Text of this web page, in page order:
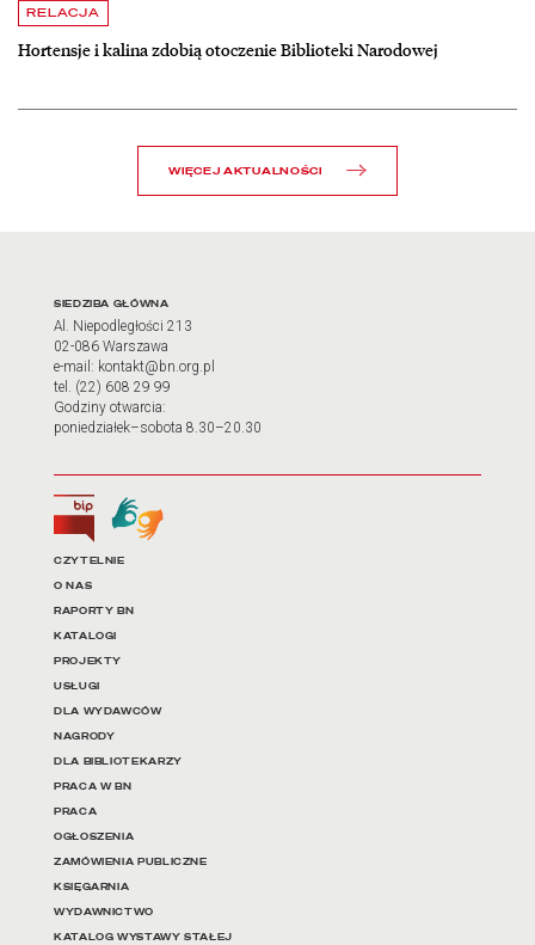
RELACJA
Hortensje i kalina zdobią otoczenie Biblioteki Narodowej
czytaj więcej o Hortensje i kalina zdobią otoczenie Biblioteki
WIĘCEJ AKTUALNOŚCI
Adres oraz godziny
SIEDZIBA GŁÓWNA
Al. Niepodległości 213
02-086 Warszawa
e-mail: kontakt@bn.org.pl
tel. (22) 608 29 99
Godziny otwarcia:
poniedziałek–sobota 8.30–20.30
Biuletyn Informacji Publicznej
Tłumacz języka migowego
Linki do najważniejszych
CZYTELNIE
O NAS
RAPORTY BN
KATALOGI
PROJEKTY
USŁUGI
DLA WYDAWCÓW
NAGRODY
DLA BIBLIOTEKARZY
PRACA W BN
PRACA
OGŁOSZENIA
ZAMÓWIENIA PUBLICZNE
KSIĘGARNIA
WYDAWNICTWO
KATALOG WYSTAWY STAŁEJ